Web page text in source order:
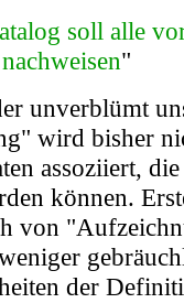
soll alle
"
unverblümt
wird bisher
assoziiert,
können.
von
der